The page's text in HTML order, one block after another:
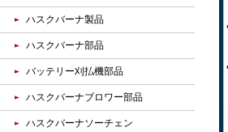
ハスクバーナ製品
ハスクバーナ部品
バッテリー刈払機部品
ハスクバーナブロワー部品
ハスクバーナソーチェン